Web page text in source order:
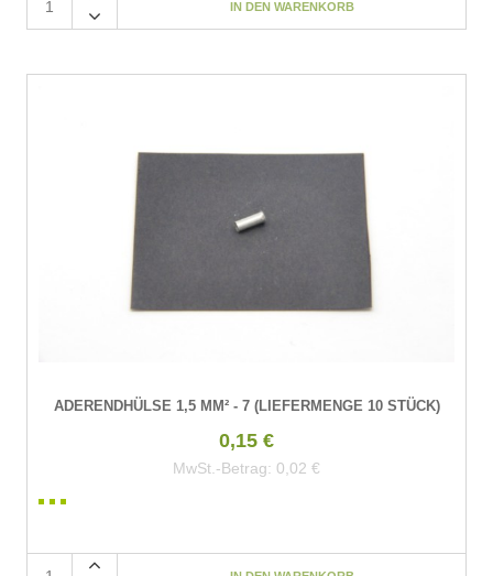
ADERENDHÜLSE 1,5 MM² - 7 (LIEFERMENGE 10 STÜCK)
0,15 €
MwSt.-Betrag: 0,02 €